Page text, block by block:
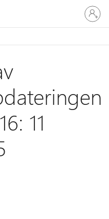
Logga
in
på
konto
11